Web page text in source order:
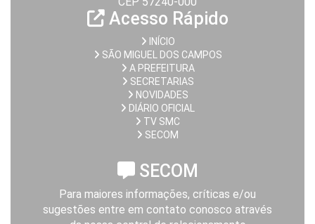
Acesso Rápido
INÍCIO
SÃO MIGUEL DOS CAMPOS
A PREFEITURA
SECRETARIAS
NOVIDADES
DIÁRIO OFICIAL
TV SMC
SECOM
SECOM
Para maiores informações, críticas e/ou
sugestões entre em contato conosco através